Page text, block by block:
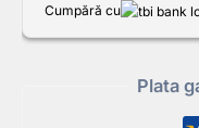
Cumpără cu
Plata